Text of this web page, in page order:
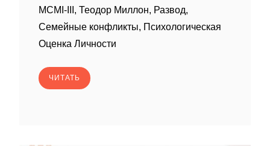
MCMI-III, Теодор Миллон, Развод,
Семейные конфликты, Психологическая
Оценка Личности
ЧИТАТЬ